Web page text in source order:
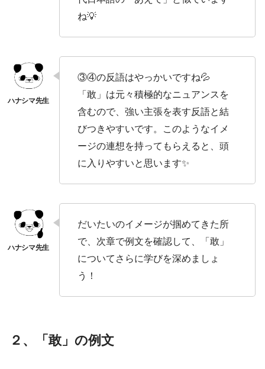
ね💡
③④の反語はやっかいですね💦
「敢」は元々積極的なニュアンスを
含むので、強い主張を表す反語と結
びつきやすいです。このようなイメ
ージの連想を持ってもらえると、頭
に入りやすいと思います✨
だいたいのイメージが掴めてきた所
で、次章で例文を確認して、「敢」
についてさらに学びを深めましょ
う！
２、「敢」の例文